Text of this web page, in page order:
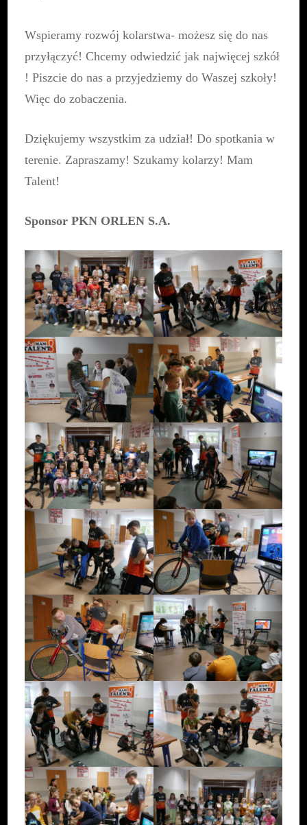
Wspieramy rozwój kolarstwa- możesz się do nas
przyłączyć! Chcemy odwiedzić jak najwięcej szkół
! Piszcie do nas a przyjedziemy do Waszej szkoły!
Więc do zobaczenia.
Dziękujemy wszystkim za udział! Do spotkania w
terenie. Zapraszamy! Szukamy kolarzy! Mam
Talent!
Sponsor PKN ORLEN S.A.